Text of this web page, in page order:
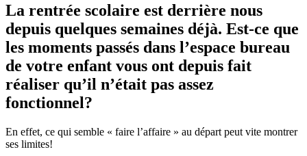
La rentrée scolaire est derrière nous
depuis quelques semaines déjà. Est-ce que
les moments passés dans l’espace bureau
de votre enfant vous ont depuis fait
réaliser qu’il n’était pas assez
fonctionnel?
En effet, ce qui semble « faire l’affaire » au départ peut vite montrer
ses limites!